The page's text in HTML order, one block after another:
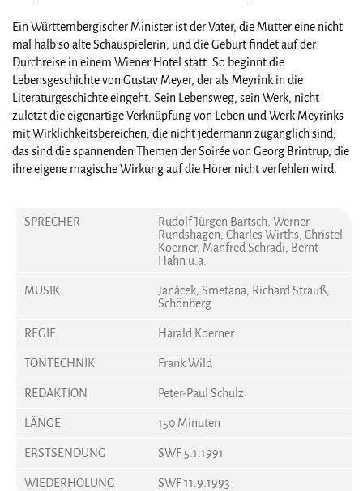
Ein Württembergischer Minister ist der Vater, die Mutter eine nicht
mal halb so alte Schauspielerin, und die Geburt findet auf der
Durchreise in einem Wiener Hotel statt. So beginnt die
Lebensgeschichte von Gustav Meyer, der als Meyrink in die
Literaturgeschichte eingeht. Sein Lebensweg, sein Werk, nicht
zuletzt die eigenartige Verknüpfung von Leben und Werk Meyrinks
mit Wirklichkeitsbereichen, die nicht jedermann zugänglich sind;
das sind die spannenden Themen der Soirée von Georg Brintrup, die
ihre eigene magische Wirkung auf die Hörer nicht verfehlen wird.
SPRECHER
Rudolf Jürgen Bartsch, Werner
Rundshagen, Charles Wirths, Christel
Koerner, Manfred Schradi, Bernt
Hahn u.a.
MUSIK
Janácek, Smetana, Richard Strauß,
Schönberg
REGIE
Harald Koerner
TONTECHNIK
Frank Wild
REDAKTION
Peter-Paul Schulz
LÄNGE
150 Minuten
ERSTSENDUNG
SWF 5.1.1991
WIEDERHOLUNG
SWF 11.9.1993